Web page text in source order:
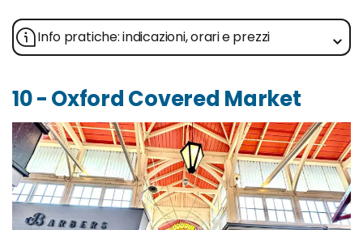
Info pratiche: indicazioni, orari e prezzi
10 - Oxford Covered Market